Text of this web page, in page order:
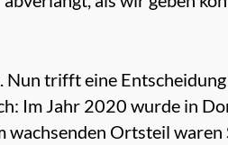
trifft eine
Im Jahr 2020 wurde in
Ortsteil waren